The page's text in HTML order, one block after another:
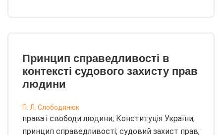
Принцип справедливості в
контексті судового захисту прав
людини
П. Л. Слободянюк
права і свободи людини; Конституція України;
принцип справедливості; судовий захист прав;